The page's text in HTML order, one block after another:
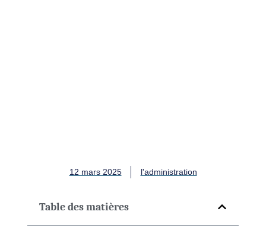
12 mars 2025 l'administration
Table des matières